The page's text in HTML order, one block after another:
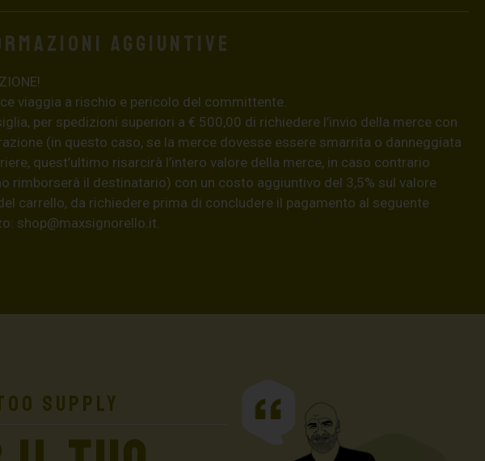
aggiuntive
viaggia a rischio e pericolo del committente.
per spedizioni superiori a € 500,00 di richiedere l’invio della merce con
(in questo caso, se la merce dovesse essere smarrita o danneggiata
quest’ultimo risarcirà l’intero valore della merce, in caso contrario
rimborserà il destinatario) con un costo aggiuntivo del 3,5% sul valore
carrello, da richiedere prima di concludere il pagamento al seguente
shop@maxsignorello.it
Supply